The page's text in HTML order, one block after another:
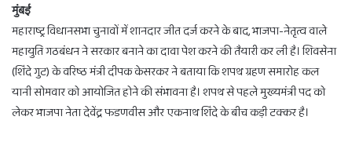
मुंबई
महाराष्ट्र विधानसभा चुनावों में शानदार जीत दर्ज करने के बाद, भाजपा-नेतृत्व वाले
महायुति गठबंधन ने सरकार बनाने का दावा पेश करने की तैयारी कर ली है। शिवसेना
(शिंदे गुट) के वरिष्ठ मंत्री दीपक केसरकर ने बताया कि शपथ ग्रहण समारोह कल
यानी सोमवार को आयोजित होने की संभावना है। शपथ से पहले मुख्यमंत्री पद को
लेकर भाजपा नेता देवेंद्र फडणवीस और एकनाथ शिंदे के बीच कड़ी टक्कर है।